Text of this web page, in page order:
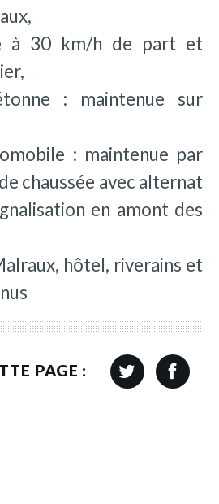
à 30 km/h de part et
: maintenue sur
: maintenue par
chaussée avec alternat
en amont des
hôtel, riverains et
PAGE :